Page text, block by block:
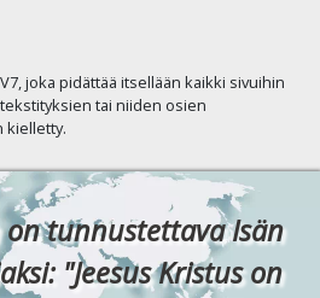
joka pidättää itsellään kaikki sivuihin
tai niiden osien
kielletty.
on tunnustettava Isän
"Jeesus Kristus on